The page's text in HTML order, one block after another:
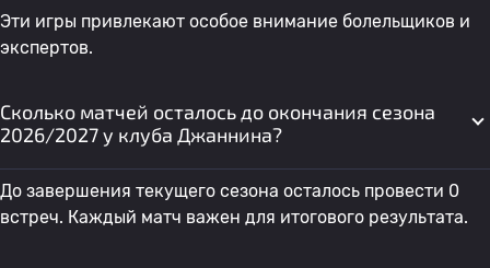
Эти игры привлекают особое внимание болельщиков и
экспертов.
Сколько матчей осталось до окончания сезона
2026/2027 у клуба Джаннина?
До завершения текущего сезона осталось провести 0
встреч. Каждый матч важен для итогового результата.